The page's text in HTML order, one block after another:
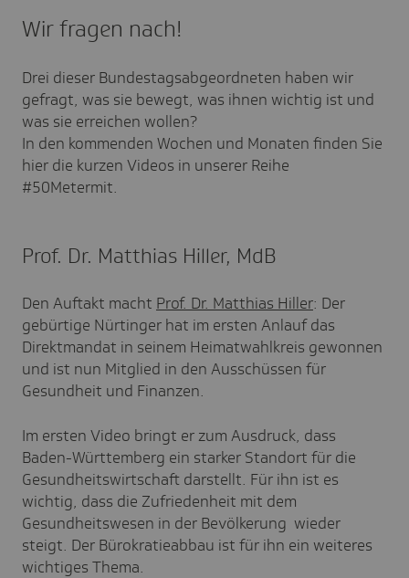
Wir fragen nach!
Drei dieser Bundestagsabgeordneten haben wir
gefragt, was sie bewegt, was ihnen wichtig ist und
was sie erreichen wollen?
In den kommenden Wochen und Monaten finden Sie
hier die kurzen Videos in unserer Reihe
#50Metermit.
Prof. Dr. Matthias Hiller, MdB
Den Auftakt macht Prof. Dr. Matthias Hiller: Der
gebürtige Nürtinger hat im ersten Anlauf das
Direktmandat in seinem Heimatwahlkreis gewonnen
und ist nun Mitglied in den Ausschüssen für
Gesundheit und Finanzen.
Im ersten Video bringt er zum Ausdruck, dass
Baden-Württemberg ein starker Standort für die
Gesundheitswirtschaft darstellt. Für ihn ist es
wichtig, dass die Zufriedenheit mit dem
Gesundheitswesen in der Bevölkerung wieder
steigt. Der Bürokratieabbau ist für ihn ein weiteres
wichtiges Thema.